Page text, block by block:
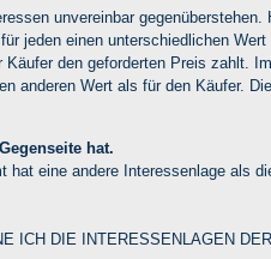
unvereinbar
jeden einen unterschiedlichen
den geforderten Preis zahlt.
anderen Wert als für den Käufer.
hat.
eine andere Interessenlage als
ICH DIE INTERESSENLAGEN